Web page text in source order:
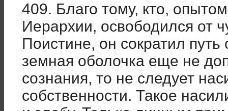
409. Благо тому, кто,
Иерархии, освободился от
Поистине, он сократил
земная оболочка еще не
сознания, то не следует
собственности. Такое